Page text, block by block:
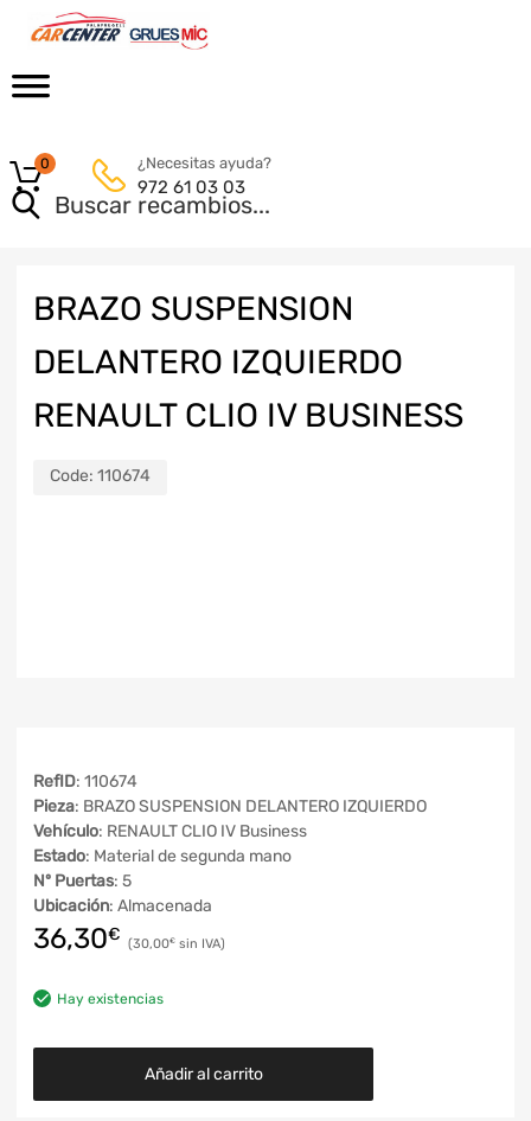
¿Necesitas ayuda?
972 61 03 03
0
BRAZO SUSPENSION
DELANTERO IZQUIERDO
RENAULT CLIO IV BUSINESS
Code: 110674
RefID: 110674
Pieza: BRAZO SUSPENSION DELANTERO IZQUIERDO
Vehículo: RENAULT CLIO IV Business
Estado: Material de segunda mano
Nº Puertas: 5
Ubicación: Almacenada
36,30€ 30,00€
Hay existencias
Añadir al carrito